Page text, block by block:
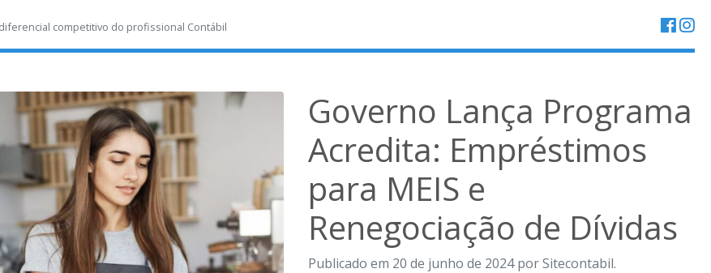
competitivo do profissional Contábil
Governo Lança Programa
Acredita: Empréstimos
para MEIS e
Renegociação de Dívidas
Publicado em 20 de junho de 2024 por Sitecontabil.